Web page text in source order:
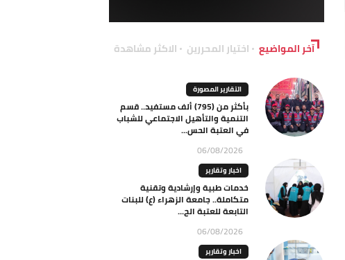
آخر المواضيع اختيار المحررين الاكثر مشاهدة
التقارير المصورة
بأكثر من (795) ألف مستفيد.. قسم
التنمية والتأهيل الاجتماعي للشباب
في العتبة الحس...
06/08/2026
اخبار وتقارير
خدمات طبية وإرشادية وتقنية
متكاملة.. جامعة الزهراء (ع) للبنات
التابعة للعتبة الح...
06/08/2026
اخبار وتقارير